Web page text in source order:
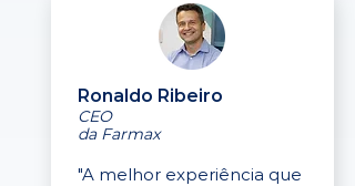
Ronaldo Ribeiro
CEO
da Farmax
"A melhor experiência que